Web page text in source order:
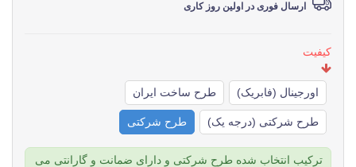
ارسال فوری در اولین روز کاری
کیفیت
اورجینال (فابریک) طرح ساخت ایران
طرح شرکتی (درجه یک) طرح شرکتی
ترکیب انتخاب شده طرح شرکتی و دارای ضمانت و گارانتی می